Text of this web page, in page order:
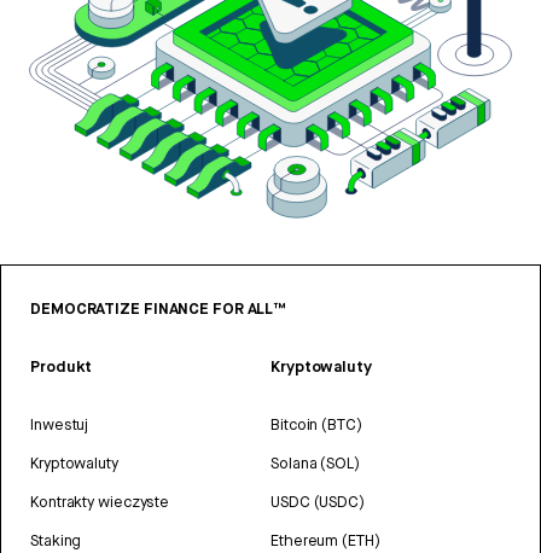
DEMOCRATIZE FINANCE FOR ALL™
Produkt
Inwestuj
Kryptowaluty
Kontrakty wieczyste
Staking
Kryptowaluty
Bitcoin (BTC)
Solana (SOL)
USDC (USDC)
Ethereum (ETH)